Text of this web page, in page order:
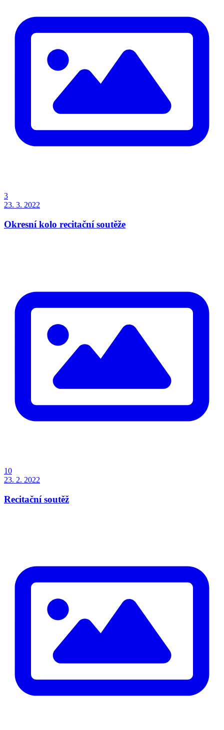
3
23. 3. 2022
Okresní kolo recitační soutěže
10
23. 2. 2022
Recitační soutěž